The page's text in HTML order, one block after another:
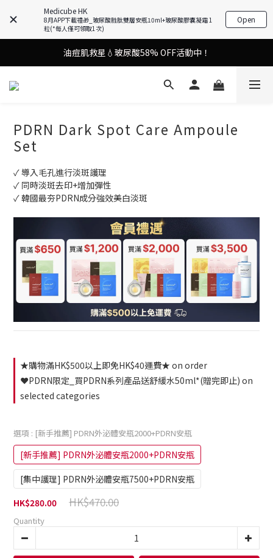
Medicube HK
8月APP下載禮🎁_玻尿酸胜肽雙層安瓶10ml+玻尿酸膠囊凝霜 1
粒(*每人僅可領取1次)
Open
9in1多功能美容儀🌸護膚效果UP！
9in1多功能美容儀🌸護膚效果UP！
油痘肌救星💧玻尿酸58% OFF活動中！
果凍噴霧！一噴即現美白光透肌✨
9in1多功能美容儀🌸護膚效果UP！
PDRN Dark Spot Care Ampoule
Set
✓ 導入毛孔進行淡斑護理
✓ 同時淡斑去印+增加彈性
✓ 韓國最夯PDRN成分強效美白淡斑
★購物滿HK$500以上即免HK$40運費★ on order
❤️PDRN限定_買PDRN系列產品送舒緩水50ml*(贈完即止) on
selected categories
選項 : [新手推薦] PDRN外泌體安瓶2000+PDRN安瓶
[新手推薦] PDRN外泌體安瓶2000+PDRN安瓶
[集中護理] PDRN外泌體安瓶7500+PDRN安瓶
HK$470.00
HK$280.00
Quantity